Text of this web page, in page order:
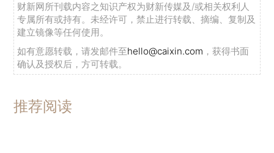
财新网所刊载内容之知识产权为财新传媒及/或相关权利人
专属所有或持有。未经许可，禁止进行转载、摘编、复制及
建立镜像等任何使用。
如有意愿转载，请发邮件至hello@caixin.com ，获得书面
确认及授权后，方可转载。
推荐阅读